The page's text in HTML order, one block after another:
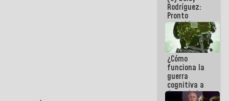
Rodríguez:
Pronto
restableceremos
las
operaciones
en el
Aeropuerto
Internacional
de
Maiquetía
¿Cómo
funciona la
guerra
cognitiva a
favor de la